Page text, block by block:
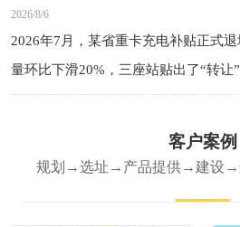
2026/8/6
2026年7月，某省重卡充电补贴正式
量环比下滑20%，三座站贴出了“转让
到一年。 司机还是那些司机，车还是
客户案例
规划→选址→产品提供→建设